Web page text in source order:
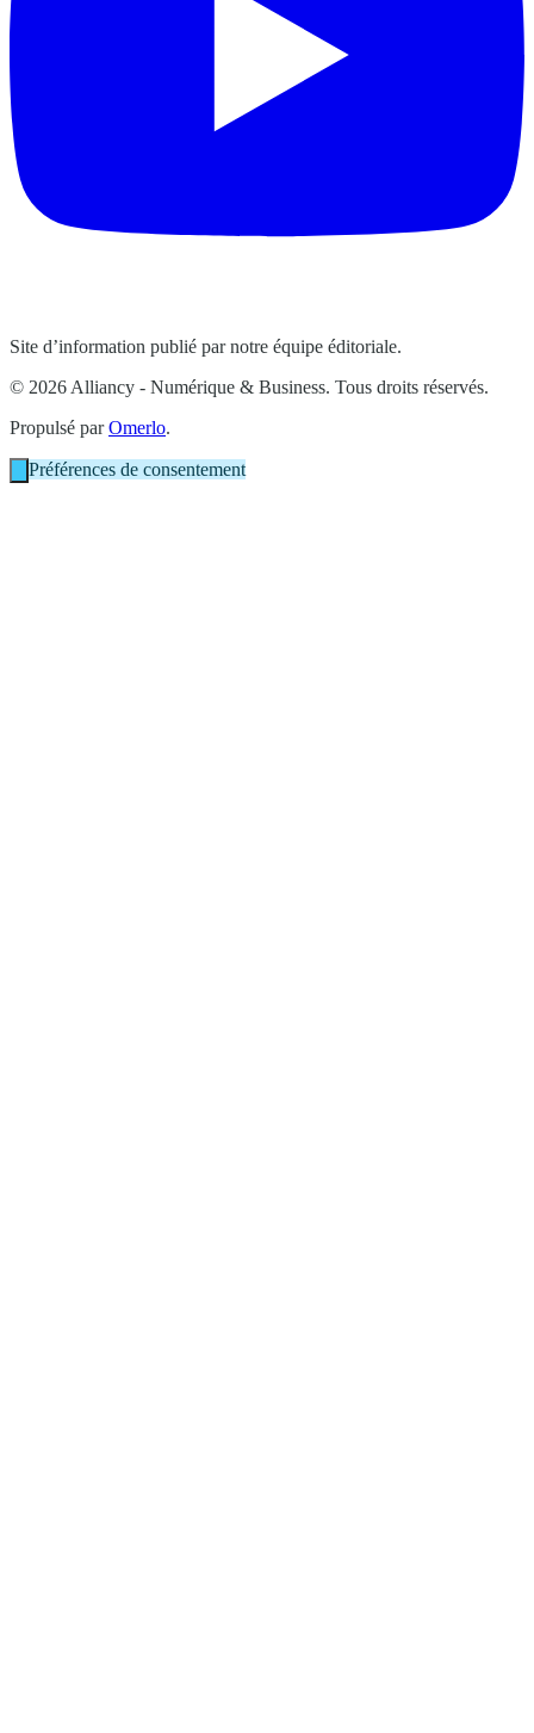
Site d’information publié par notre équipe éditoriale.
© 2026 Alliancy - Numérique & Business. Tous droits réservés.
Propulsé parOmerlo.
Préférences de consentement